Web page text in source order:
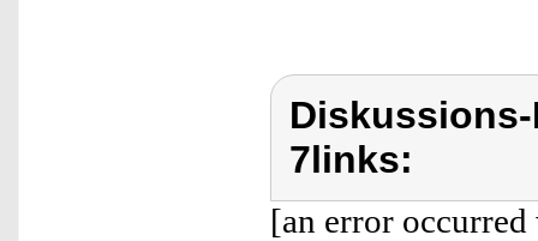
7links:
[an error